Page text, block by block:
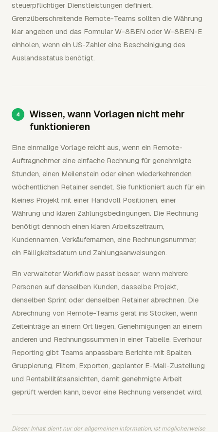
steuerpflichtiger Dienstleistungen definiert.
Grenzüberschreitende Remote-Teams sollten die Währung
klar angeben und das Formular W-8BEN oder W-8BEN-E
einholen, wenn ein US-Zahler eine Bescheinigung des
Auslandsstatus benötigt.
Wissen, wann Vorlagen nicht mehr
funktionieren
Eine einmalige Vorlage reicht aus, wenn ein Remote-
Auftragnehmer eine einfache Rechnung für genehmigte
Stunden, einen Meilenstein oder einen wiederkehrenden
wöchentlichen Retainer sendet. Sie funktioniert auch für ein
kleines Projekt mit einer Handvoll Positionen, einer
Währung und klaren Zahlungsbedingungen. Die Rechnung
benötigt dennoch einen klaren Arbeitszeitraum,
Kundennamen, Verkäufernamen, eine Rechnungsnummer,
ein Fälligkeitsdatum und Zahlungsanweisungen.
Ein verwalteter Workflow passt besser, wenn mehrere
Personen auf denselben Kunden, dasselbe Projekt,
denselben Sprint oder denselben Retainer abrechnen. Die
Abrechnung von Remote-Teams gerät ins Stocken, wenn
Zeiteinträge an einem Ort liegen, Genehmigungen an einem
anderen und Rechnungssummen in einer Tabelle. Everhour
Reporting gibt Teams anpassbare Berichte mit Spalten,
Gruppierung, Filtern, Exporten, geplanter E-Mail-Zustellung
und Rentabilitätsansichten, damit genehmigte Arbeit
geprüft werden kann, bevor eine Rechnung versendet wird.
Dieser Inhalt dient nur der allgemeinen Information, ist möglicherweise